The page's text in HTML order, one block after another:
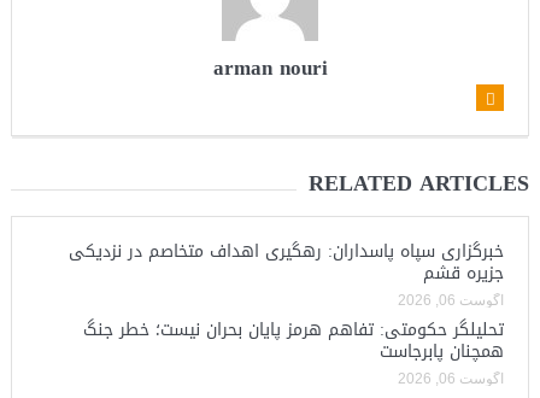
arman nouri
RELATED ARTICLES
خبرگزاری سپاه پاسداران: رهگیری اهداف متخاصم در نزدیکی
جزیره قشم
آگوست 06, 2026
تحلیلگر حکومتی: تفاهم هرمز پایان بحران نیست؛ خطر جنگ
همچنان پابرجاست
آگوست 06, 2026